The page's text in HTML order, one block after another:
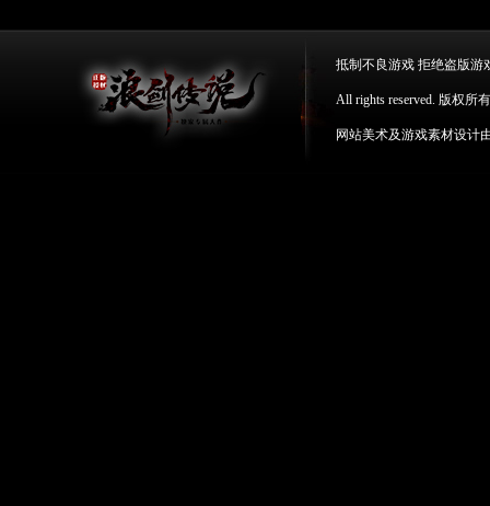
抵制不良游戏 拒绝盗版游
All rights reserved. 版权所
网站美术及游戏素材设计